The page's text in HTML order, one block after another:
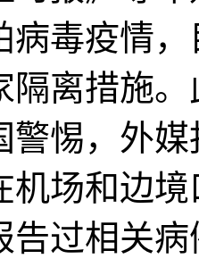
病毒疫情
隔离措施
警惕，外
机场和边
告过相关